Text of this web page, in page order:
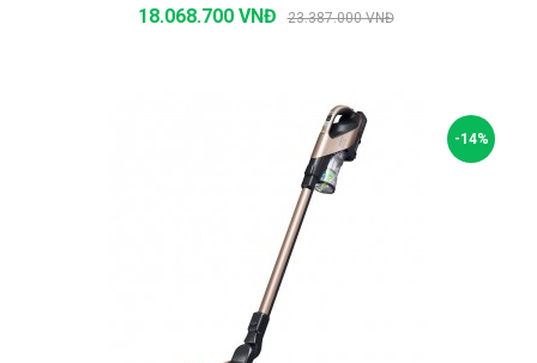
18.068.700 VNĐ 23.387.000 VNĐ
-14%